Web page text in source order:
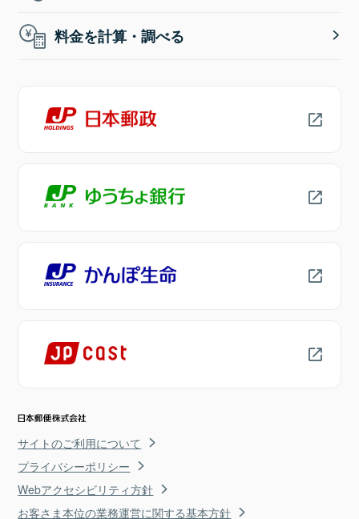
料金を計算・調べる
サイトのご利用について
プライバシーポリシー
Webアクセシビリティ方針
お客さま本位の業務運営に関する基本方針